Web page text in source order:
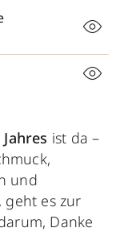
ist da –
und
es zur
Danke